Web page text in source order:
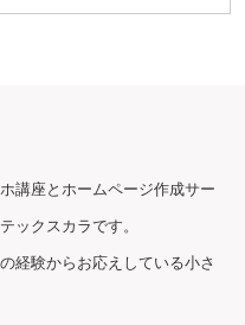
講座とホームページ作成サー
ックスカラです。
経験からお応えしている小さ